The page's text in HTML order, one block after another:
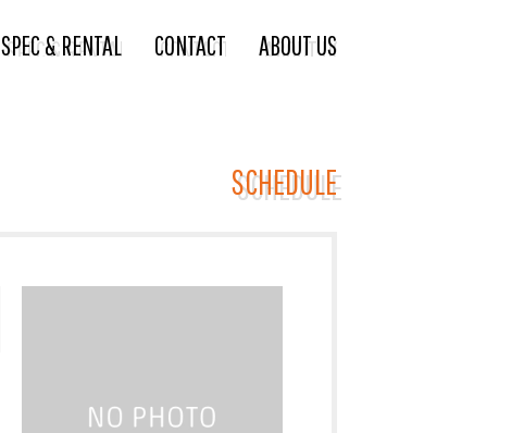
SPEC & RENTAL CONTACT ABOUT US
SCHEDULE